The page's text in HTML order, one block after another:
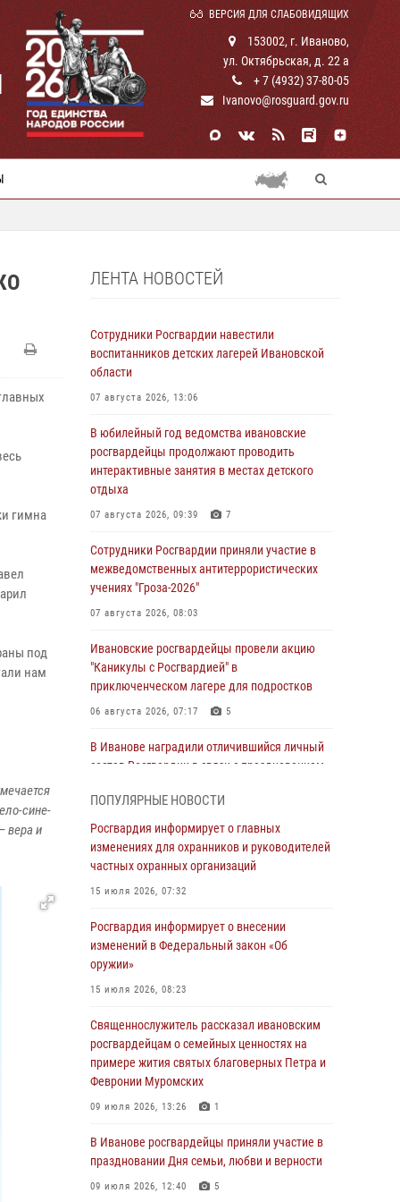
ВЕРСИЯ ДЛЯ СЛАБОВИДЯЩИХ
153002, г. Иваново,
ул. Октябрьская, д. 22 а
+ 7 (4932) 37-80-05
Ivanovo@rosguard.gov.ru
гимна
под
нам
сине-
вера и
ЛЕНТА НОВОСТЕЙ
Сотрудники Росгвардии навестили
воспитанников детских лагерей Ивановской
области
07 августа 2026, 13:06
В юбилейный год ведомства ивановские
росгвардейцы продолжают проводить
интерактивные занятия в местах детского
отдыха
07 августа 2026, 09:39 7
Сотрудники Росгвардии приняли участие в
межведомственных антитеррористических
учениях "Гроза-2026"
07 августа 2026, 08:03
Ивановские росгвардейцы провели акцию
"Каникулы с Росгвардией" в
приключенческом лагере для подростков
06 августа 2026, 07:17 5
В Иванове наградили отличившийся личный
состав Росгвардии в связи с празднованием
В Иванове росгвардейцы оказали помощь
пожилому мужчине, которому стало плохо во
В Иванове личный состав Росгвардии принял
участие в торжественных мероприятиях,
02 августа 2026, 11:46 13
Мероприятия в рамках акции «Каникулы с
Росгвардией» продолжаются в Ивановской
В Ивановской области при содействии
Росгвардии задержаны подозреваемые в
ПОПУЛЯРНЫЕ НОВОСТИ
Росгвардия информирует о главных
изменениях для охранников и руководителей
частных охранных организаций
15 июля 2026, 07:32
Росгвардия информирует о внесении
изменений в Федеральный закон «Об
оружии»
15 июля 2026, 08:23
Священнослужитель рассказал ивановским
росгвардейцам о семейных ценностях на
примере жития святых благоверных Петра и
Февронии Муромских
09 июля 2026, 13:26 1
В Иванове росгвардейцы приняли участие в
праздновании Дня семьи, любви и верности
09 июля 2026, 12:40 5